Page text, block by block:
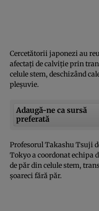
Cercetătorii japonezi au
afectaţi de calviţie prin
celule stem, deschizând
pleşuvie.
Adaugă-ne ca sursă
preferată
Profesorul Takashu Tsuji
Tokyo a coordonat echipa
de păr din celule stem,
şoareci fără păr.